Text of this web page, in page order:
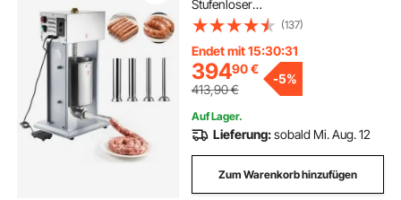
Stufenloser
Geschwindigkeitsregelung & Pedal
& 4 Füllrohren, Fleischfüller aus
Edelstahl für Gewerblichen &
privaten Gebrauch
(137)
Endet mit 15:30:29
39490€
413,90€
-5%
Auf Lager.
Lieferung:sobald Mi. Aug. 12
Zum Warenkorb hinzufügen